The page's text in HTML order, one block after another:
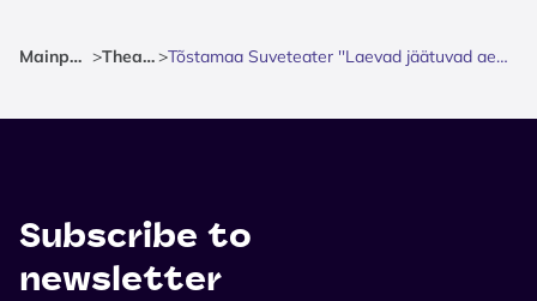
Mainpage > Theatre > Tõstamaa Suveteater ''Laevad jäätuvad aeglaselt''
Subscribe to
newsletter